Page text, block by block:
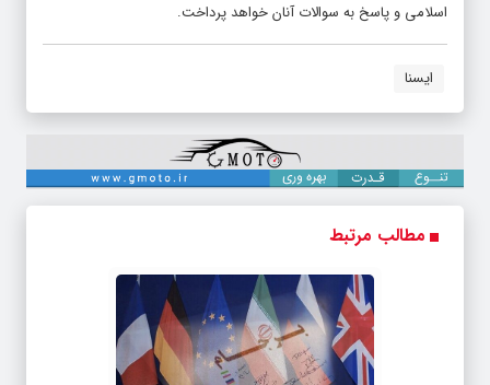
اسلامی و پاسخ به سوالات آنان خواهد پرداخت.
ایسنا
مطالب مرتبط